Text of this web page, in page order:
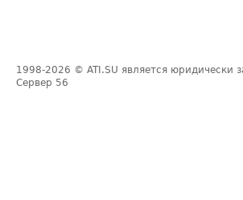
1998-2026 © ATI.SU является юридически
Сервер 56